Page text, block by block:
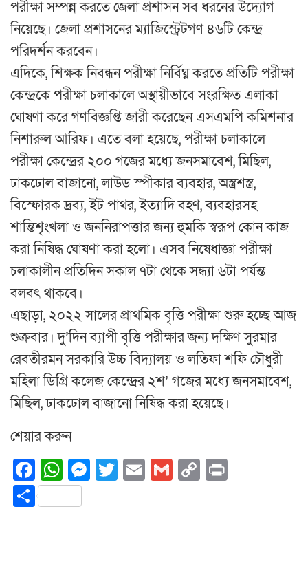
পরীক্ষা সম্পন্ন করতে জেলা প্রশাসন সব ধরনের উদ্যোগ
নিয়েছে। জেলা প্রশাসনের ম্যাজিস্ট্রেটগণ ৪৬টি কেন্দ্র
পরিদর্শন করবেন।
এদিকে, শিক্ষক নিবন্ধন পরীক্ষা নির্বিঘ্ন করতে প্রতিটি পরীক্ষা
কেন্দ্রকে পরীক্ষা চলাকালে অস্থায়ীভাবে সংরক্ষিত এলাকা
ঘোষণা করে গণবিজ্ঞপ্তি জারী করেছেন এসএমপি কমিশনার
নিশারুল আরিফ। এতে বলা হয়েছে, পরীক্ষা চলাকালে
পরীক্ষা কেন্দ্রের ২০০ গজের মধ্যে জনসমাবেশ, মিছিল,
ঢাকঢোল বাজানো, লাউড স্পীকার ব্যবহার, অস্ত্রশস্ত্র,
বিস্ফোরক দ্রব্য, ইট পাথর, ইত্যাদি বহণ, ব্যবহারসহ
শান্তিশৃংখলা ও জননিরাপত্তার জন্য হুমকি স্বরূপ কোন কাজ
করা নিষিদ্ধ ঘোষণা করা হলো। এসব নিষেধাজ্ঞা পরীক্ষা
চলাকালীন প্রতিদিন সকাল ৭টা থেকে সন্ধ্যা ৬টা পর্যন্ত
বলবৎ থাকবে।
এছাড়া, ২০২২ সালের প্রাথমিক বৃত্তি পরীক্ষা শুরু হচ্ছে আজ
শুক্রবার। দু’দিন ব্যাপী বৃত্তি পরীক্ষার জন্য দক্ষিণ সুরমার
রেবতীরমন সরকারি উচ্চ বিদ্যালয় ও লতিফা শফি চৌধুরী
মহিলা ডিগ্রি কলেজ কেন্দ্রের ২শ’ গজের মধ্যে জনসমাবেশ,
মিছিল, ঢাকঢোল বাজানো নিষিদ্ধ করা হয়েছে।
শেয়ার করুন
Facebook
WhatsApp
Messenger
Twitter
EmailGmail
Copy
Share